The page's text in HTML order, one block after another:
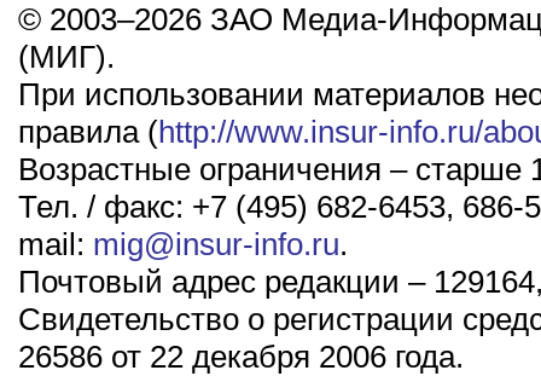
© 2003–2026 ЗАО Медиа-
(МИГ).
При использовании материалов
правила (http://www.insur-info.ru/
Возрастные ограничения – старше
Тел. / факс: +7 (495) 682-6453, 686-
mail: mig@insur-info.ru.
Почтовый адрес редакции –
Свидетельство о регистрации
26586 от 22 декабря 2006 года.